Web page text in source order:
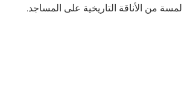
لمسة من الأناقة التاريخية على المساجد.